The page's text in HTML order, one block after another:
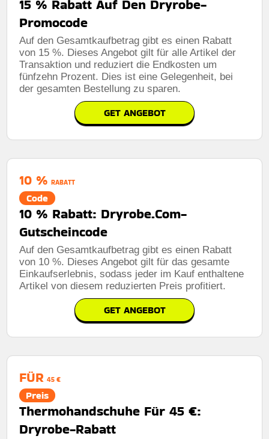
15 % Rabatt Auf Den Dryrobe-
Promocode
Auf den Gesamtkaufbetrag gibt es einen Rabatt
von 15 %. Dieses Angebot gilt für alle Artikel der
Transaktion und reduziert die Endkosten um
fünfzehn Prozent. Dies ist eine Gelegenheit, bei
der gesamten Bestellung zu sparen.
GET ANGEBOT
10 % RABATT
Code
10 % Rabatt: Dryrobe.Com-
Gutscheincode
Auf den Gesamtkaufbetrag gibt es einen Rabatt
von 10 %. Dieses Angebot gilt für das gesamte
Einkaufserlebnis, sodass jeder im Kauf enthaltene
Artikel von diesem reduzierten Preis profitiert.
GET ANGEBOT
FÜR 45 €
Preis
Thermohandschuhe Für 45 €:
Dryrobe-Rabatt